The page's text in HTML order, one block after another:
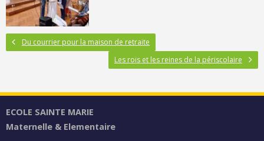
Du courrier pour la maison de retraite
Les rois et les reines de la périscolaire
ECOLE SAINTE MARIE
Maternelle & Elementaire